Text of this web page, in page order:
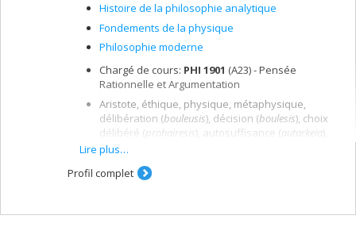
Histoire de la philosophie analytique
Fondements de la physique
Philosophie moderne
Chargé de cours: PHI 1901 (A23) - Pensée
Rationnelle et Argumentation
Aristote, éthique, physique, métaphysique,
délibération (bouleusis), décision (boulesis), choix
délibéré ( prohairesis), autosuffisance ( autarkeia),
dialectique, méthodes argumentatives et outils
Philosophie grecque et éthique fondamentale.
Temporalité, simultanéité et effectivité en
Lire plus…
Profil complet